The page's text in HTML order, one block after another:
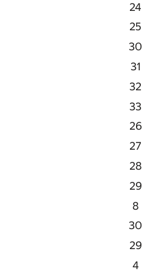
24
25
30
31
32
33
26
27
28
29
8
30
29
4